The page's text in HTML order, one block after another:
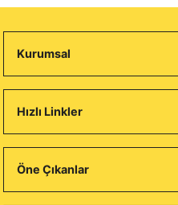
Kurumsal
Hızlı Linkler
Öne Çıkanlar